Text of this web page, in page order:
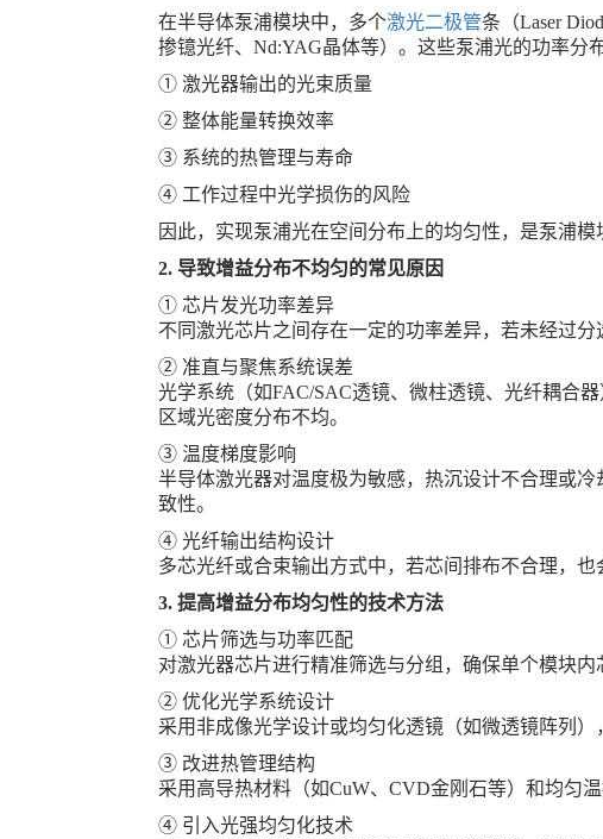
在半导体泵浦模块中，多个激光二极管条（Laser
掺镱光纤、 Nd:YAG晶体等）。这些泵浦光的功率分
① 激光器输出的光束质量
② 整体能量转换效率
③ 系统的热管理与寿命
④ 工作过程中光学损伤的风险
因此，实现泵浦光在空间分布上的均匀性，是泵浦
2. 导致增益分布不均匀的常见原因
① 芯片发光功率差异
不同激光芯片之间存在一定的功率差异，若未经过分
② 准直与聚焦系统误差
光学系统（如FAC/SAC透镜、微柱透镜、光纤耦合
区域光密度分布不均。
③ 温度梯度影响
半导体激光器对温度极为敏感，热沉设计不合理或
致性。
④ 光纤输出结构设计
多芯光纤或合束输出方式中，若芯间排布不合理，也
3. 提高增益分布均匀性的技术方法
① 芯片筛选与功率匹配
对激光器芯片进行精准筛选与分组，确保单个模块
② 优化光学系统设计
采用非成像光学设计或均匀化透镜（如微透镜阵列
③ 改进热管理结构
采用高导热材料（如CuW、 CVD金刚石等）和均匀
④ 引入光强均匀化技术